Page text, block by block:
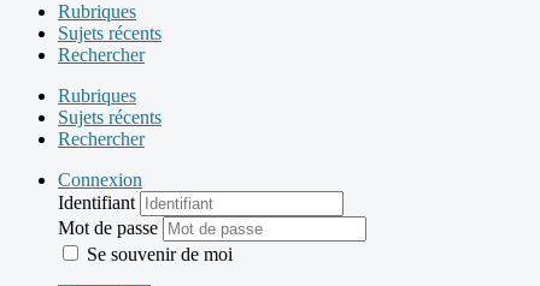
Rubriques
Sujets récents
Rechercher
Rubriques
Sujets récents
Rechercher
Connexion
Identifiant
Mot de passe
Se souvenir de moi